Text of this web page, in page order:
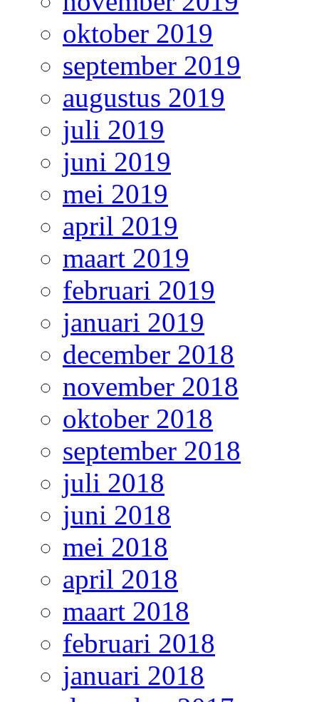
oktober 2019
september 2019
augustus 2019
juli 2019
juni 2019
mei 2019
april 2019
maart 2019
februari 2019
januari 2019
december 2018
november 2018
oktober 2018
september 2018
juli 2018
juni 2018
mei 2018
april 2018
maart 2018
februari 2018
januari 2018